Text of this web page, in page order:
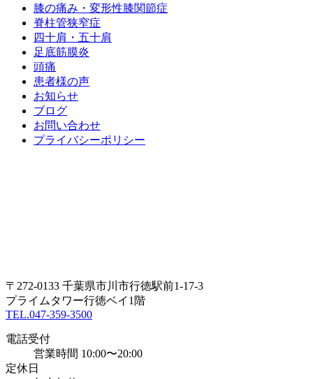
膝の痛み・変形性膝関節症
脊柱管狭窄症
四十肩・五十肩
足底筋膜炎
頭痛
患者様の声
お知らせ
ブログ
お問い合わせ
プライバシーポリシー
〒272-0133 千葉県市川市行徳駅前1-17-3
プライムタワー行徳ベイ1階
TEL.047-359-3500
電話受付
営業時間 10:00〜20:00
定休日